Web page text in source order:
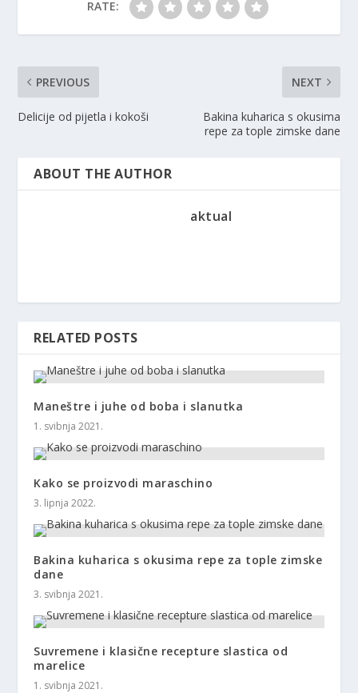
RATE:
PREVIOUS
Delicije od pijetla i kokoši
NEXT
Bakina kuharica s okusima
repe za tople zimske dane
ABOUT THE AUTHOR
aktual
RELATED POSTS
Maneštre i juhe od boba i slanutka
1. svibnja 2021.
Kako se proizvodi maraschino
3. lipnja 2022.
Bakina kuharica s okusima repe za tople zimske
dane
3. svibnja 2021.
Suvremene i klasične recepture slastica od
marelice
1. svibnja 2021.